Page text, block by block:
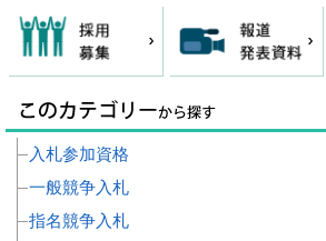
入札参加資格
一般競争入札
指名競争入札